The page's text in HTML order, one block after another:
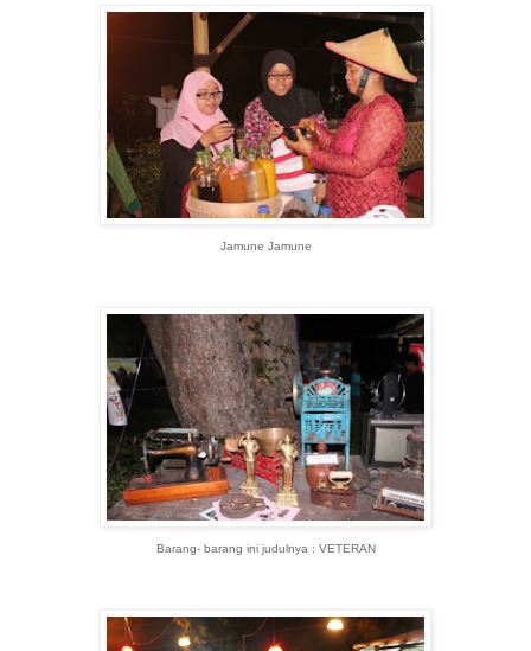
Jamune Jamune
Barang- barang ini judulnya : VETERAN